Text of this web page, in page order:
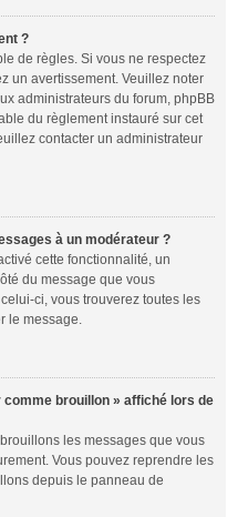
?
de règles. Si vous ne respectez
un avertissement. Veuillez noter
administrateurs du forum, phpBB
du règlement instauré sur cet
contacter un administrateur
à un modérateur ?
cette fonctionnalité, un
du message que vous
ci, vous trouverez toutes les
le message.
brouillon » affiché lors de
les messages que vous
Vous pouvez reprendre les
depuis le panneau de